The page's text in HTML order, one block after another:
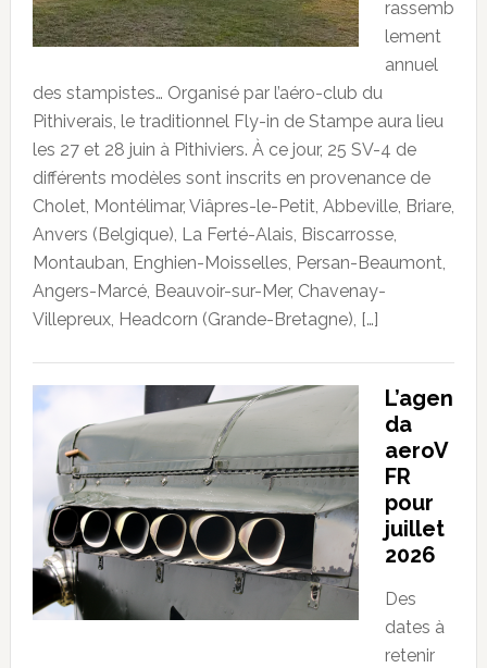
rassemb
lement
annuel
des stampistes… Organisé par l’aéro-club du
Pithiverais, le traditionnel Fly-in de Stampe aura lieu
les 27 et 28 juin à Pithiviers. À ce jour, 25 SV-4 de
différents modèles sont inscrits en provenance de
Cholet, Montélimar, Viâpres-le-Petit, Abbeville, Briare,
Anvers (Belgique), La Ferté-Alais, Biscarrosse,
Montauban, Enghien-Moisselles, Persan-Beaumont,
Angers-Marcé, Beauvoir-sur-Mer, Chavenay-
Villepreux, Headcorn (Grande-Bretagne), […]
L’agen
da
aeroV
FR
pour
juillet
2026
Des
dates à
retenir